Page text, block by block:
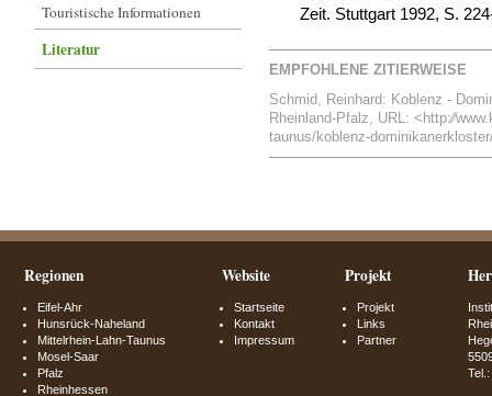
Touristische Informationen
Literatur
Zeit. Stuttgart 1992, S.
EMPFOHLENE ZITIERWEISE
Schmid, Reinhard: Koblenz -
Rheinland-Pfalz, URL:
taunus/koblenz-
Regionen
Eifel-Ahr
Hunsrück-Naheland
Mittelrhein-Lahn-Taunus
Mosel-Saar
Pfalz
Rheinhessen
Website
Startseite
Kontakt
Impressum
Projekt
Projekt
Links
Partner